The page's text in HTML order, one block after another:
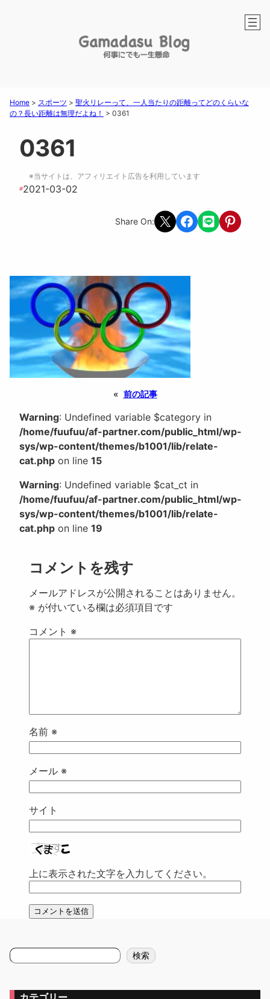
Home > スポーツ > 聖火リレーって、一人当たりの距離ってどのくらいな
の？長い距離は無理だよね！ > 0361
0361
※当サイトは、アフィリエイト広告を利用しています
#2021-03-02
Share On: Share on X Share on Facebook
Share on LINEShare on
« 前の記事
Warning: Undefined variable $category in
/home/fuufuu/af-partner.com/public_html/wp-
sys/wp-content/themes/b1001/lib/relate-
cat.php on line 15
Warning: Undefined variable $cat_ct in
/home/fuufuu/af-partner.com/public_html/wp-
sys/wp-content/themes/b1001/lib/relate-
cat.php on line 19
コメントを残す
メールアドレスが公開されることはありません。
※ が付いている欄は必須項目です
コメント ※
名前 ※
メール ※
サイト
上に表示された文字を入力してください。
検
索
検索